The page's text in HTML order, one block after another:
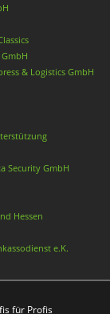
& Logistics GmbH
Security GmbH
Hessen
e.K.
für Profis